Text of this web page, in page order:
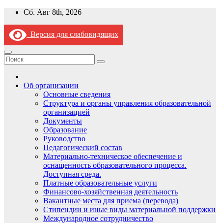
Перейти
содержимому
Сб. Авг 8th, 2026
Версия для слабовидящих
Об организации
Основные сведения
Структура и органы управления образовательной
организацией
Документы
Образование
Руководство
Педагогический состав
Материально-техническое обеспечение и
оснащенность образовательного процесса.
Доступная среда.
Платные образовательные услуги
Финансово-хозяйственная деятельность
Вакантные места для приема (перевода)
Стипендии и иные виды материальной поддержки
Международное сотрудничество